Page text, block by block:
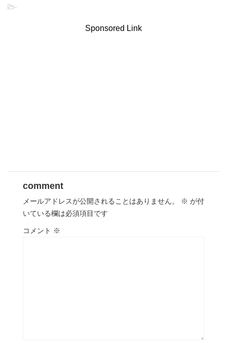
-
Sponsored Link
comment
メールアドレスが公開されることはありません。 ※ が付
いている欄は必須項目です
コメント ※